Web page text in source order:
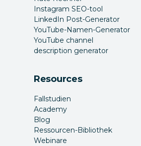
Instagram SEO-tool
LinkedIn Post-Generator
YouTube-Namen-Generator
YouTube channel
description generator
Resources
Fallstudien
Academy
Blog
Ressourcen-Bibliothek
Webinare